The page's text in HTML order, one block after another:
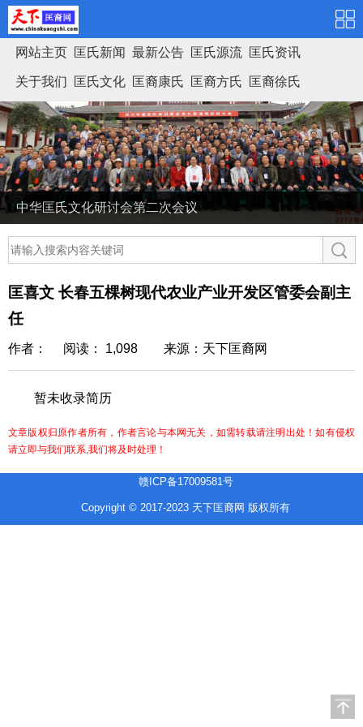
网站主页 匡氏新闻 最新公告 匡氏源流 匡氏资讯
关于我们 匡氏文化 匡裔康氏 匡裔方氏 匡裔徐氏
匡氏家谱
中华匡氏文化研讨会第二次会议
匡喜文 长春五棵树现代农业产业开发区管委会副主
任
作者： 阅读： 1,098 来源：天下匡裔网
暂未收录简历
文章版权归原作者所有，作者言论与本网无关，如需转载请注明出处！如有侵权
请立即与我们联系,我们将及时处理！
赣ICP备17009581号
Copyright © 2017-2023 天下匡裔网 版权所有